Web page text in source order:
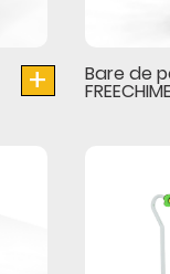
+ Bare de